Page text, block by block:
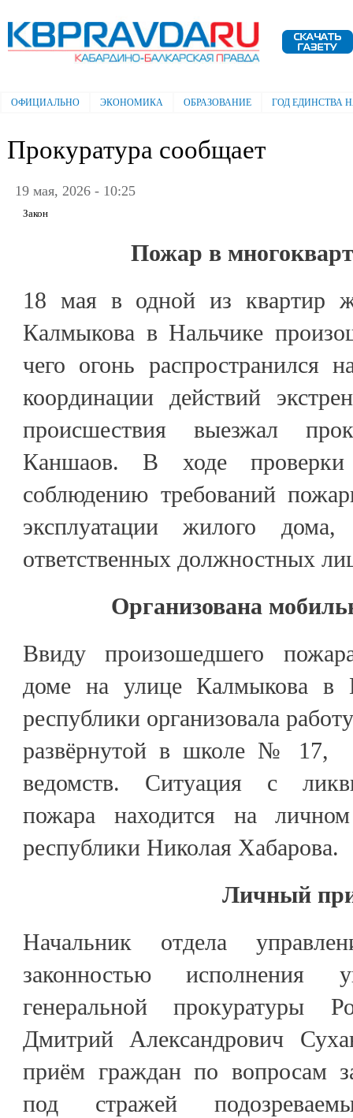
Электронная газета "Кабардино-
Балкарская правда"
Главное меню
ОФИЦИАЛЬНО ЭКОНОМИКА ОБРАЗОВАНИЕ ГОД ЕДИНСТВА
Прокуратура сообщает
19 мая, 2026 - 10:25
Закон
Пожар в
18 мая в одной из квартир
Калмыкова в Нальчике
чего огонь распространился
координации действий
происшествия выезжал
Каншаов. В ходе
соблюдению требований
эксплуатации жилого
ответственных должностных
Организована
Ввиду произошедшего
доме на улице Калмыкова в
республики организовала
развёрнутой в школе № 17,
ведомств. Ситуация с
пожара находится на
республики Николая Хабарова.
Личный
Начальник отдела
законностью исполнения
генеральной прокуратуры
Дмитрий Александрович
приём граждан по вопросам
под стражей